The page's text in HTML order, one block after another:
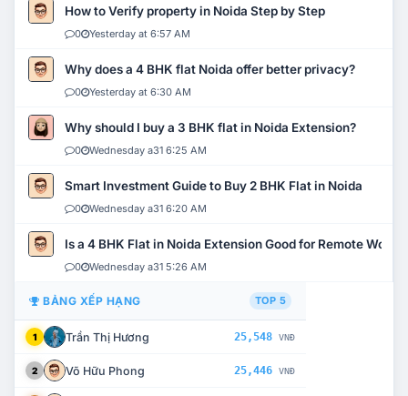
How to Verify property in Noida Step by Step
0 Yesterday at 6:57 AM
Why does a 4 BHK flat Noida offer better privacy?
0 Yesterday at 6:30 AM
Why should I buy a 3 BHK flat in Noida Extension?
0 Wednesday a31 6:25 AM
Smart Investment Guide to Buy 2 BHK Flat in Noida
0 Wednesday a31 6:20 AM
Is a 4 BHK Flat in Noida Extension Good for Remote Work?
0 Wednesday a31 5:26 AM
BẢNG XẾP HẠNG TOP 5
1 Trần Thị Hương 25,548 VNĐ
2 Võ Hữu Phong 25,446 VNĐ